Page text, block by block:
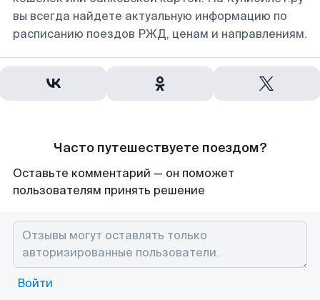
вы всегда найдете актуальную информацию по
расписанию поездов РЖД, ценам и направлениям.
Часто путешествуете поездом?
Оставьте комментарий — он поможет
пользователям принять решение
Войти